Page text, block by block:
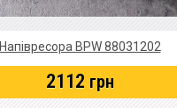
Напівресора BPW 88031202
2112 грн